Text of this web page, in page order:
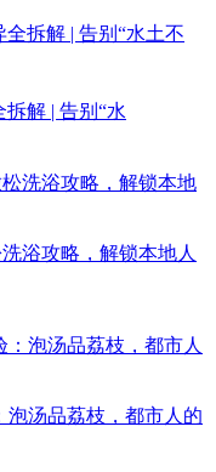
解 | 告别“水
浴攻略，解锁本地人
泡汤品荔枝，都市人的